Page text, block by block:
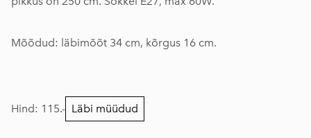
Mõõdud: läbimõõt 34 cm, kõrgus 16 cm.
Hind: 115.- Läbi müüdud